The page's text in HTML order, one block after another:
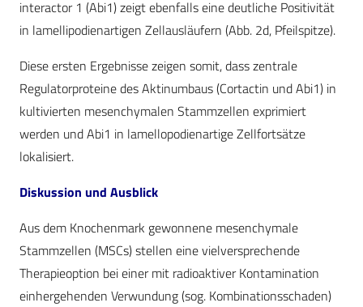
interactor 1 (Abi1) zeigt ebenfalls eine deutliche Positivität
in lamellipodienartigen Zellausläufern (Abb. 2d, Pfeilspitze).
Diese ersten Ergebnisse zeigen somit, dass zentrale
Regulatorproteine des Aktinumbaus (Cortactin und Abi1) in
kultivierten mesenchymalen Stammzellen exprimiert
werden und Abi1 in lamellopodienartige Zellfortsätze
lokalisiert.
Diskussion und Ausblick
Aus dem Knochenmark gewonnene mesenchymale
Stammzellen (MSCs) stellen eine vielversprechende
Therapieoption bei einer mit radioaktiver Kontamination
einhergehenden Verwundung (sog. Kombinationsschaden)